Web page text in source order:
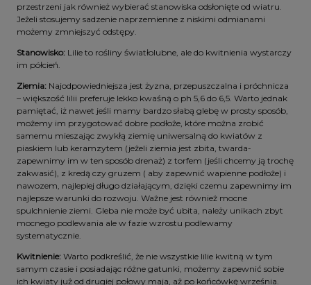
przestrzeni jak również wybierać stanowiska odsłonięte od wiatru.
Jeżeli stosujemy sadzenie naprzemienne z niskimi odmianami
możemy zmniejszyć odstępy.
Stanowisko: Lilie to rośliny światłolubne, ale do kwitnienia wystarczy
im półcień.
Ziemia: Najodpowiedniejsza jest żyzna, przepuszczalna i próchnicza
– większość lilii preferuje lekko kwaśną o ph 5,6 do 6,5. Warto jednak
pamiętać, iż nawet jeśli mamy bardzo słabą glebę w prosty sposób,
możemy im przygotować dobre podłoże, które można zrobić
samemu mieszając zwykłą ziemię uniwersalną do kwiatów z
piaskiem lub keramzytem (jeżeli ziemia jest zbita, twarda-
zapewnimy im w ten sposób drenaż) z torfem (jeśli chcemy ją trochę
zakwasić), z kredą czy gruzem ( aby zapewnić wapienne podłoże) i
nawozem, najlepiej długo działającym, dzięki czemu zapewnimy im
najlepsze warunki do rozwoju. Ważne jest również mocne
spulchnienie ziemi. Gleba nie może być ubita, należy unikach zbyt
mocnego podlewania ale w fazie wzrostu podlewamy
systematycznie.
Kwitnienie: Warto podkreślić, że nie wszystkie lilie kwitną w tym
samym czasie i posiadając różne gatunki, możemy zapewnić sobie
ich kwiaty już od drugiej połowy maja, aż po końcówkę września.